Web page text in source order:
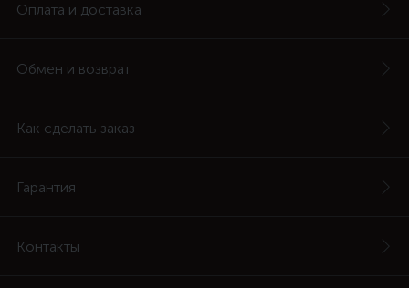
Оплата и доставка
Обмен и возврат
Как сделать заказ
Гарантия
Контакты